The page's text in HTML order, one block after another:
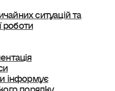
ситуацій та
роботи
інформує
порядку